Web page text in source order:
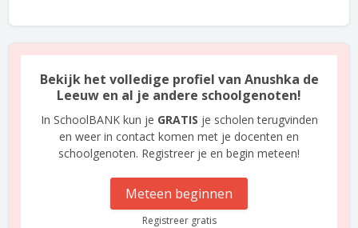
Bekijk het volledige profiel van Anushka de
Leeuw en al je andere schoolgenoten!
In SchoolBANK kun je GRATIS je scholen terugvinden
en weer in contact komen met je docenten en
schoolgenoten. Registreer je en begin meteen!
Meteen beginnen
Registreer gratis